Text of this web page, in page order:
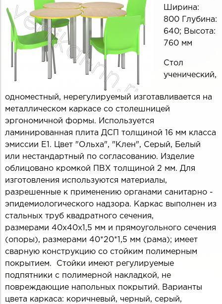
Ширина:
800 Глубина:
640; Высота:
760 мм
Стол
ученический,
одноместный, нерегулируемый изготавливается на
металлическом каркасе со столешницей
эргономичной формы. Используется
ламинированная плита ДСП толщиной 16 мм класса
эмиссии Е1. Цвет "Ольха", "Клен", Серый, Белый
или нестандартный по согласованию. Изделие
облицовано кромкой ПВХ толщиной 2 мм. Для
изготовления используются материалы,
разрешенные к применению органами санитарно -
эпидемиологического надзора. Каркас выполнен из
стальных труб квадратного сечения,
размерами 40х40х1,5 мм и прямоугольного сечения
(опоры), размерами 40*20*1,5 мм (рама); имеет
сварную конструкцию со стойким полимерным
покрытием. Стойки имеют регулируемые
подпятники с полимерной накладкой, не
повреждающие напольных покрытий. Варианты
цвета каркаса: коричневый, черный, серый,